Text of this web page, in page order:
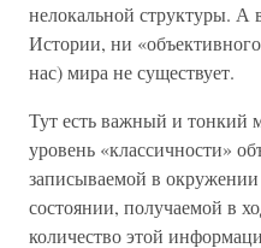
нелокальной структуры. А
Истории, ни
нас) мира не существует.
Тут есть важный и тонкий
уровень «классичности»
записываемой в
состоянии, получаемой в
количество этой